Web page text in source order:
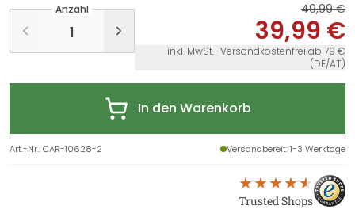
Anzahl 49,99 €
39,99 €
inkl. MwSt. · Versandkostenfrei ab 79 €
(DE/AT)
In den Warenkorb
Art.-Nr.:CAR-10628-2 Versandbereit: 1-3 Werktage
Trusted Shops